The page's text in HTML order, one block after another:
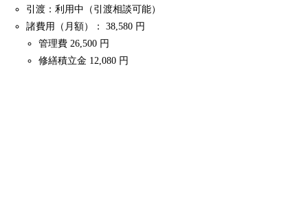
引渡：利用中（引渡相談可能）
諸費用（月額）： 38,580 円
管理費 26,500 円
修繕積立金 12,080 円